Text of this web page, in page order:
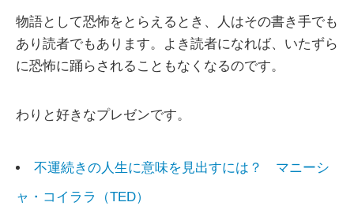
物語として恐怖をとらえるとき、人はその書き手でも
あり読者でもあります。よき読者になれば、いたずら
に恐怖に踊らされることもなくなるのです。
わりと好きなプレゼンです。
不運続きの人生に意味を見出すには？ マニーシ
ャ・コイララ（TED）